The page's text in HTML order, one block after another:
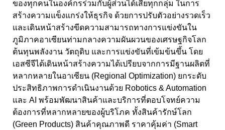
ของทุกคนในองค์กรร่วมกับผู้ส่วนได้เสียทุกกลุ่ม ในการ
สร้างความแข็งแกร่งให้ธุรกิจ ด้วยการปรับตัวอย่างรวดเร็ว
และเดินหน้าสร้างขีดความสามารถทางการแข่งขันใน
ภูมิภาคอาเซียนท่ามกลางความผันผวนของเศรษฐกิจโลก
ต้นทุนพลังงาน วัตถุดิบ และการแข่งขันที่เข้มข้นขึ้น โดย
เอสซีจีได้เดินหน้าสร้างความได้เปรียบจากการมีฐานผลิตที่
หลากหลายในอาเซียน (Regional Optimization) ยกระดับ
ประสิทธิภาพการดำเนินงานด้วย Robotics & Automation
และ AI พร้อมพัฒนาสินค้าและบริการที่ตอบโจทย์ความ
ต้องการที่หลากหลายของผู้บริโภค ทั้งสินค้ารักษ์โลก
(Green Products) สินค้าคุณภาพดี ราคาคุ้มค่า (Smart